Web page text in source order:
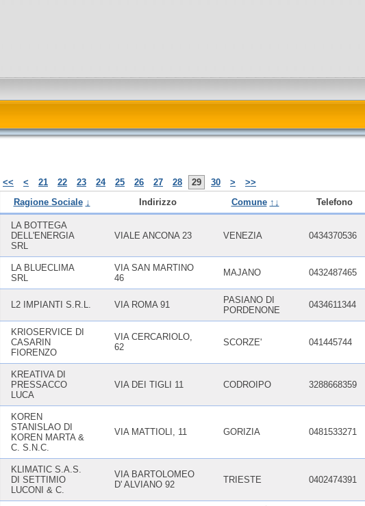
<< < 21 22 23 24 25 26 27 28 29 30 >
>>
Ragione Sociale ↓ Indirizzo Comune ↑↓ Telefono
LA BOTTEGA
DELL'ENERGIA
SRL
VIALE ANCONA 23 VENEZIA 0434370536
LA BLUECLIMA
SRL
VIA SAN MARTINO
46
MAJANO 0432487465
L2 IMPIANTI S.R.L. VIA ROMA 91
PASIANO DI
PORDENONE
0434611344
KRIOSERVICE DI
CASARIN
FIORENZO
VIA CERCARIOLO,
62
SCORZE' 041445744
KREATIVA DI
PRESSACCO
LUCA
VIA DEI TIGLI 11 CODROIPO 3288668359
KOREN
STANISLAO DI
KOREN MARTA &
C. S.N.C.
VIA MATTIOLI, 11 GORIZIA 0481533271
KLIMATIC S.A.S.
DI SETTIMIO
LUCONI & C.
VIA BARTOLOMEO
D' ALVIANO 92
TRIESTE 0402474391